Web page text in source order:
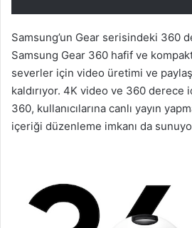
Samsung’un Gear serisindeki 360
Samsung Gear 360 hafif ve
severler için video üretimi ve
kaldırıyor. 4K video ve 360 derece
360, kullanıcılarına canlı yayın
içeriği düzenleme imkanı da